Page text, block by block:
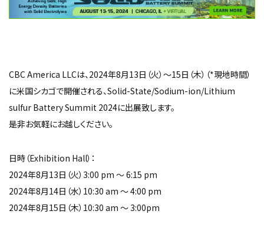
CBC America LLCは、2024年8月13日（火）～15日（木）（*現地時間）
に米国シカゴで開催される、Solid-State/Sodium-ion/Lithium
sulfur Battery Summit 2024に出展致します。
是非お気軽にお越しください。
日時（Exhibition Hall）：
2024年8月13日（火）3:00 pm ～ 6:15 pm
2024年8月14日（水）10:30 am ～ 4:00 pm
2024年8月15日（木）10:30 am ～ 3:00pm